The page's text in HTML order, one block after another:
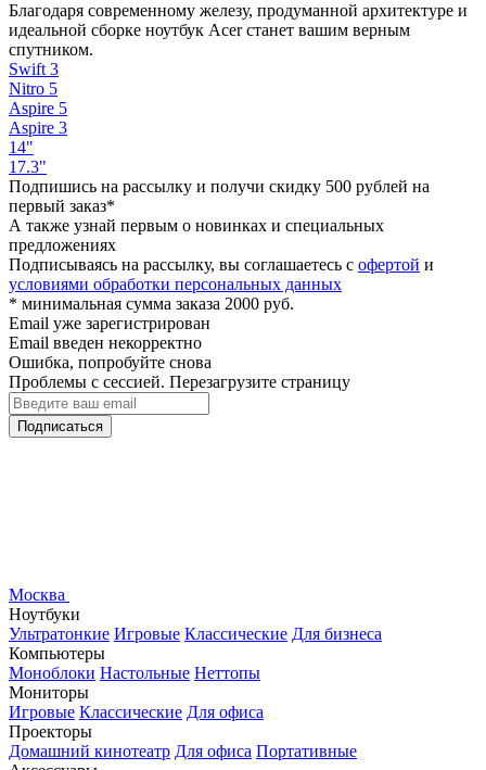
Благодаря современному железу, продуманной архитектуре и
идеальной сборке ноутбук Acer станет вашим верным
спутником.
Swift 3
Nitro 5
Aspire 5
Aspire 3
14"
17.3"
Подпишись на рассылку и получи скидку 500 рублей на
первый заказ*
А также узнай первым о новинках и специальных
предложениях
Подписываясь на рассылку, вы соглашаетесь с офертой и
условиями обработки персональных данных
* минимальная сумма заказа 2000 руб.
Email уже зарегистрирован
Email введен некорректно
Ошибка, попробуйте снова
Проблемы с сессией. Перезагрузите страницу
Подписаться
Москва
Ноутбуки
Ультратонкие Игровые Классические Для бизнеса
Компьютеры
Моноблоки Настольные Неттопы
Мониторы
Игровые Классические Для офиса
Проекторы
Домашний кинотеатр Для офиса Портативные